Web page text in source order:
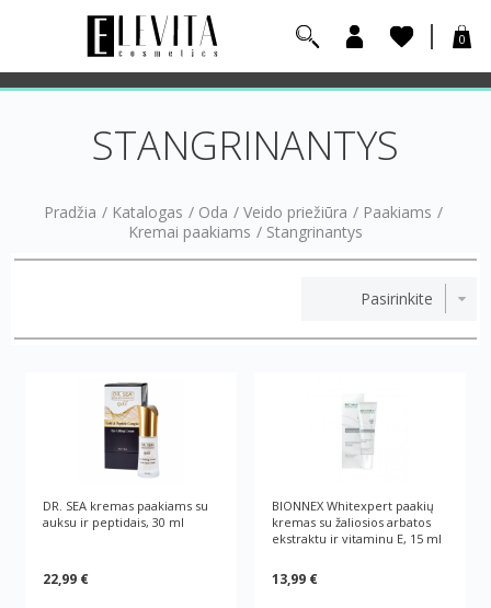
0
STANGRINANTYS
Pradžia / Katalogas / Oda / Veido priežiūra / Paakiams /
Kremai paakiams / Stangrinantys
DR. SEA kremas paakiams su
auksu ir peptidais, 30 ml
22,99 €
BIONNEX Whitexpert paakių
kremas su žaliosios arbatos
ekstraktu ir vitaminu E, 15 ml
13,99 €